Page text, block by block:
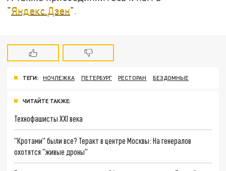
"Яндекс.Дзен".
ТЕГИ: НОЧЛЕЖКА ПЕТЕРБУРГ РЕСТОРАН БЕЗДОМНЫЕ
ЧИТАЙТЕ ТАКЖЕ:
Технофашисты XXI века
"Кротами" были все? Теракт в центре Москвы: На генералов
охотятся "живые дроны"